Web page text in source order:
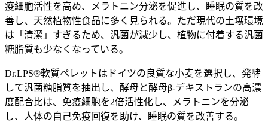
疫細胞活性を高め、メラトニン分泌を促進し、睡眠の質を改
善し、天然植物性食品に多く見られる。ただ現代の土壌環境
は「清潔」すぎるため、汎菌が減少し、植物に付着する汎菌
糖脂質も少なくなっている。
Dr.LPS®軟質ペレットはドイツの良質な小麦を選択し、発酵
して汎菌糖脂質を抽出し、酵母と酵母β-デキストランの高濃
度配合比は、免疫細胞を2倍活性化し、メラトニンを分泌
し、人体の自己免疫回復を助け、睡眠の質を改善する。